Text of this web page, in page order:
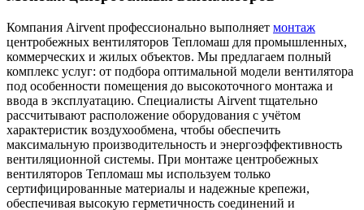
Компания Airvent профессионально выполняет монтаж
центробежных вентиляторов Тепломаш для промышленных,
коммерческих и жилых объектов. Мы предлагаем полный
комплекс услуг: от подбора оптимальной модели вентилятора
под особенности помещения до высокоточного монтажа и
ввода в эксплуатацию. Специалисты Airvent тщательно
рассчитывают расположение оборудования с учётом
характеристик воздухообмена, чтобы обеспечить
максимальную производительность и энергоэффективность
вентиляционной системы. При монтаже центробежных
вентиляторов Тепломаш мы используем только
сертифицированные материалы и надежные крепежи,
обеспечивая высокую герметичность соединений и